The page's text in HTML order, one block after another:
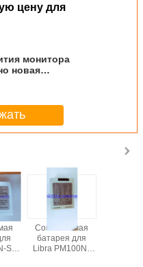
цену для
монитора
новая
S7
Совместимая
батарея для
Libra PM100N ,